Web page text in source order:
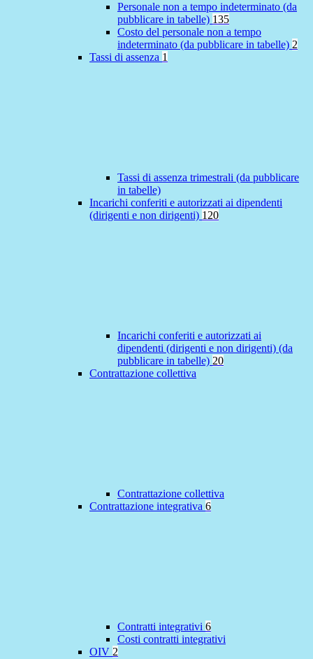
Personale non a tempo indeterminato (da
pubblicare in tabelle) 135
Costo del personale non a tempo
indeterminato (da pubblicare in tabelle) 2
Tassi di assenza 1
Tassi di assenza trimestrali (da pubblicare
in tabelle)
Incarichi conferiti e autorizzati ai dipendenti
(dirigenti e non dirigenti) 120
Incarichi conferiti e autorizzati ai
dipendenti (dirigenti e non dirigenti) (da
pubblicare in tabelle) 20
Contrattazione collettiva
Contrattazione collettiva
Contrattazione integrativa 6
Contratti integrativi 6
Costi contratti integrativi
OIV 2